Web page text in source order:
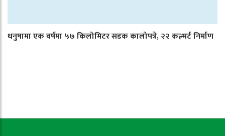
धनुषामा एक वर्षमा ५७ किलोमिटर सडक कालोपत्रे, २२ कल्भर्ट निर्माण